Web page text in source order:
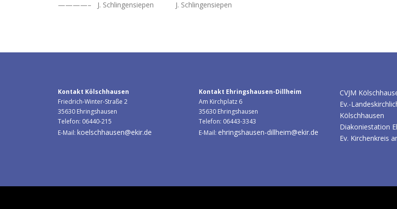
————– J. Schlingensiepen J. Schlingensiepen
Kontakt Kölschhausen
Friedrich-Winter-Straße 2
35630 Ehringshausen
Telefon: 06440-215
E-Mail: koelschhausen@ekir.de
Kontakt Ehringshausen-Dillheim
Am Kirchplatz 6
35630 Ehringshausen
Telefon: 06443-3343
E-Mail: ehringshausen-dillheim@ekir.de
CVJM
Ev.-
Kölschhausen
Diakoniestation
Ev. Kirchenkreis